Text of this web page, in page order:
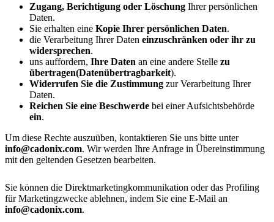
Zugang, Berichtigung oder Löschung Ihrer persönlichen
Daten.
Sie erhalten eine Kopie Ihrer persönlichen Daten.
die Verarbeitung Ihrer Daten einzuschränken oder ihr zu
widersprechen.
uns auffordern, Ihre Daten an eine andere Stelle zu
übertragen(Datenübertragbarkeit).
Widerrufen Sie die Zustimmung zur Verarbeitung Ihrer
Daten.
Reichen Sie eine Beschwerde bei einer Aufsichtsbehörde
ein.
Um diese Rechte auszuüben, kontaktieren Sie uns bitte unter
info@cadonix.com. Wir werden Ihre Anfrage in Übereinstimmung
mit den geltenden Gesetzen bearbeiten.
Sie können die Direktmarketingkommunikation oder das Profiling
für Marketingzwecke ablehnen, indem Sie eine E-Mail an
info@cadonix.com.